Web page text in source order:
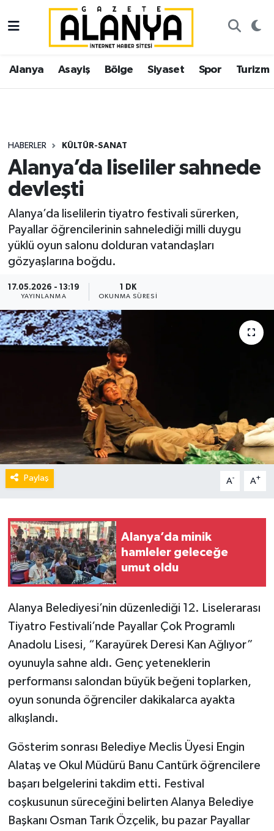
Alanya Asayiş Bölge Siyaset Spor Turizm
HABERLER KÜLTÜR-SANAT
Alanya’da liseliler sahnede
devleşti
Alanya’da liselilerin tiyatro festivali sürerken,
Payallar öğrencilerinin sahnelediği milli duygu
yüklü oyun salonu dolduran vatandaşları
gözyaşlarına boğdu.
17.05.2026 - 13:19
YAYINLANMA
1 DK
OKUNMA SÜRESI
Paylaş A- A+
Alanya’da minik
hamleler geleceğe
umut oldu
Alanya Belediyesi’nin düzenlediği 12. Liselerarası
Tiyatro Festivali’nde Payallar Çok Programlı
Anadolu Lisesi, “Karayürek Deresi Kan Ağlıyor”
oyunuyla sahne aldı. Genç yeteneklerin
performansı salondan büyük beğeni toplarken,
oyun sonunda öğrenciler dakikalarca ayakta
alkışlandı.
Gösterim sonrası Belediye Meclis Üyesi Engin
Alataş ve Okul Müdürü Banu Cantürk öğrencilere
başarı belgelerini takdim etti. Festival
coşkusunun süreceğini belirten Alanya Belediye
Başkanı Osman Tarık Özçelik, bu pazar Payallar
Alanya
Asayiş
Siyaset
Spor
Turizm
Ekonomi
Gazipaşa
İstanbul Nöbetçi Eczaneler
İstanbul Hava Durumu
Süper Lig Puan Durumu ve Fikstür
Tüm Manşetler
Son Dakika Haberleri
Haber Arşivi